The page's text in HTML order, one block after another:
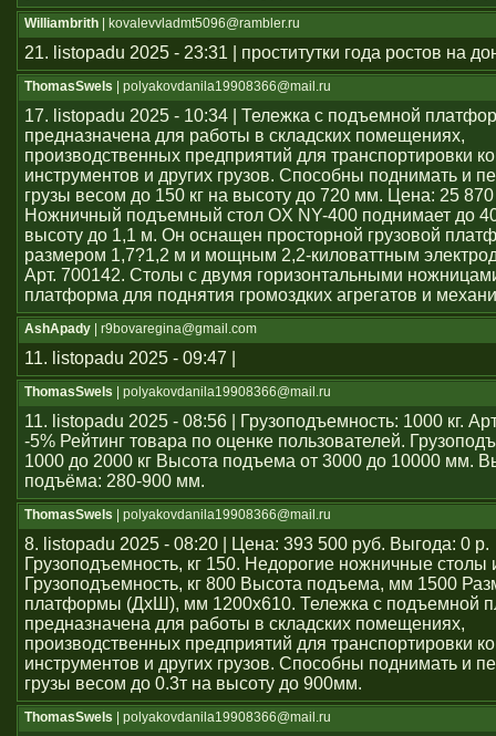
Williambrith | kovalevvladmt5096@rambler.ru
21. listopadu 2025 - 23:31 | проститутки года ростов на
ThomasSwels | polyakovdanila19908366@mail.ru
17. listopadu 2025 - 10:34 | Тележка с подъемной
предназначена для работы в складских помещениях,
производственных предприятий для транспортировки
инструментов и других грузов. Способны поднимать и
грузы весом до 150 кг на высоту до 720 мм. Цена: 25
Ножничный подъемный стол OX NY-400 поднимает до
высоту до 1,1 м. Он оснащен просторной грузовой
размером 1,7?1,2 м и мощным 2,2-киловаттным
Арт. 700142. Столы с двумя горизонтальными
платформа для поднятия громоздких агрегатов и
AshApady | r9bovaregina@gmail.com
11. listopadu 2025 - 09:47 |
ThomasSwels | polyakovdanila19908366@mail.ru
11. listopadu 2025 - 08:56 | Грузоподъемность: 1000 кг.
-5% Рейтинг товара по оценке пользователей.
1000 до 2000 кг Высота подъема от 3000 до 10000 мм.
подъёма: 280-900 мм.
ThomasSwels | polyakovdanila19908366@mail.ru
8. listopadu 2025 - 08:20 | Цена: 393 500 руб. Выгода: 0 р.
Грузоподъемность, кг 150. Недорогие ножничные столы
Грузоподъемность, кг 800 Высота подъема, мм 1500
платформы (ДхШ), мм 1200x610. Тележка с подъемной
предназначена для работы в складских помещениях,
производственных предприятий для транспортировки
инструментов и других грузов. Способны поднимать и
грузы весом до 0.3т на высоту до 900мм.
ThomasSwels | polyakovdanila19908366@mail.ru